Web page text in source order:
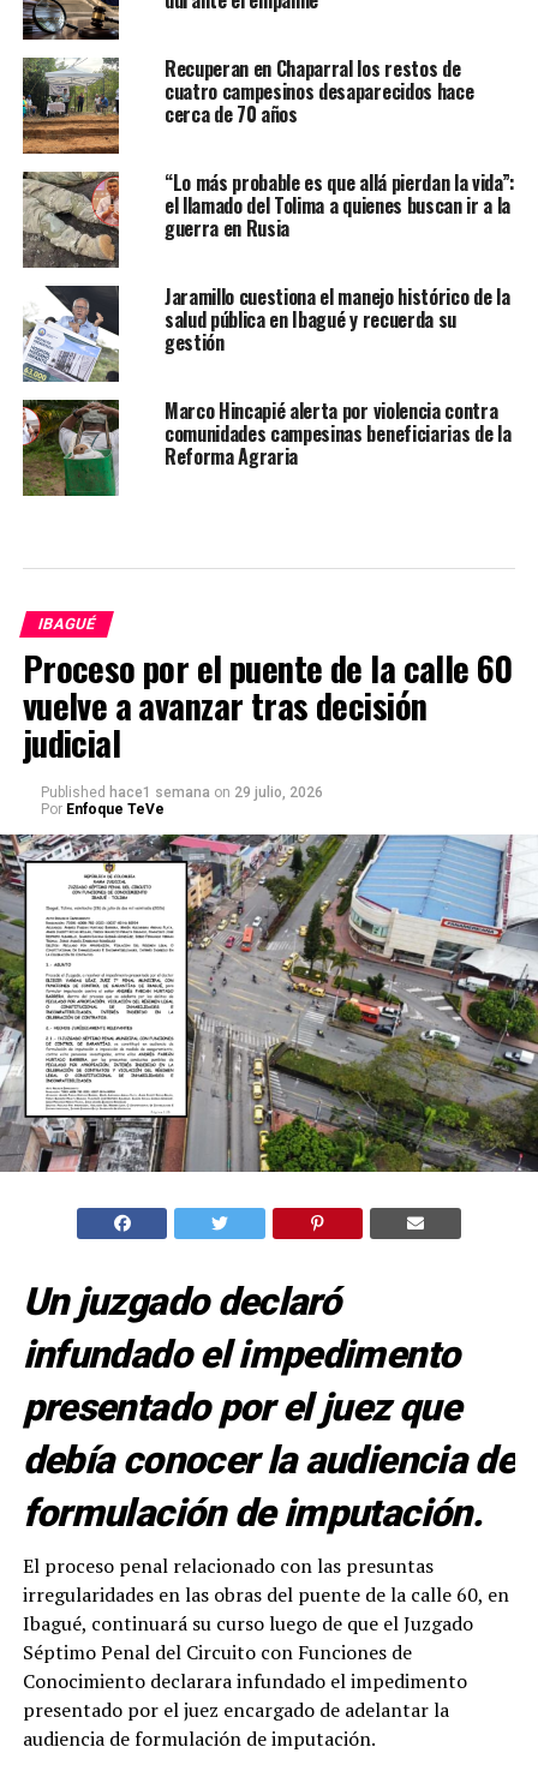
Recuperan en Chaparral los restos de
cuatro campesinos desaparecidos hace
cerca de 70 años
“Lo más probable es que allá pierdan la vida”:
el llamado del Tolima a quienes buscan ir a la
guerra en Rusia
Jaramillo cuestiona el manejo histórico de la
salud pública en Ibagué y recuerda su
gestión
Marco Hincapié alerta por violencia contra
comunidades campesinas beneficiarias de la
Reforma Agraria
IBAGUÉ
Proceso por el puente de la calle 60
vuelve a avanzar tras decisión
judicial
Published hace1 semana on 29 julio, 2026
Por Enfoque TeVe
Un juzgado declaró
infundado el impedimento
presentado por el juez que
debía conocer la audiencia de
formulación de imputación.
El proceso penal relacionado con las presuntas
irregularidades en las obras del puente de la calle 60, en
Ibagué, continuará su curso luego de que el Juzgado
Séptimo Penal del Circuito con Funciones de
Conocimiento declarara infundado el impedimento
presentado por el juez encargado de adelantar la
audiencia de formulación de imputación.